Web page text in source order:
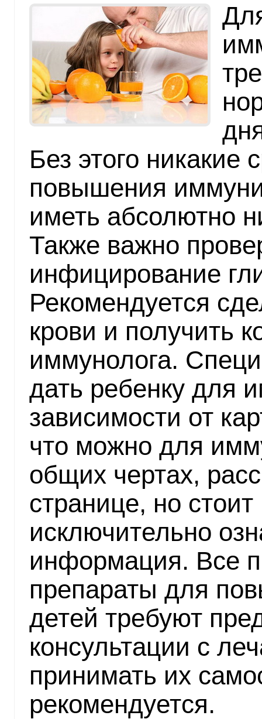
Без этого никакие
повышения
иметь абсолютно
Также важно
инфицирование
Рекомендуется
крови и получить
иммунолога.
дать ребенку для
зависимости от
что можно для
общих чертах,
странице, но
исключительно
информация. Все
препараты для
детей требуют
консультации с
принимать их
рекомендуется.